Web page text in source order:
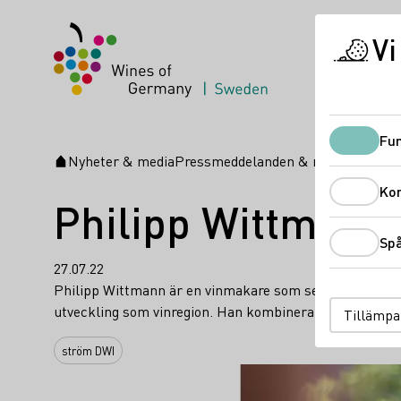
Startsida
Nyheter & mediaPressmeddelanden & nyheter
Philipp
27.07.22
Philipp Wittmann är en vinmakare som sedan slutet
utveckling som vinregion. Han kombinerar traditionell
ström DWI